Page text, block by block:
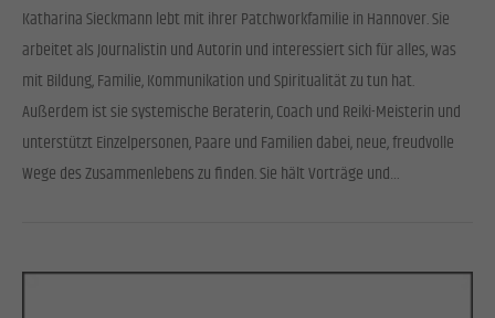
Katharina Sieckmann lebt mit ihrer Patchworkfamilie in Hannover. Sie
arbeitet als Journalistin und Autorin und interessiert sich für alles, was
mit Bildung, Familie, Kommunikation und Spiritualität zu tun hat.
Außerdem ist sie systemische Beraterin, Coach und Reiki-Meisterin und
unterstützt Einzelpersonen, Paare und Familien dabei, neue, freudvolle
Wege des Zusammenlebens zu finden. Sie hält Vorträge und…